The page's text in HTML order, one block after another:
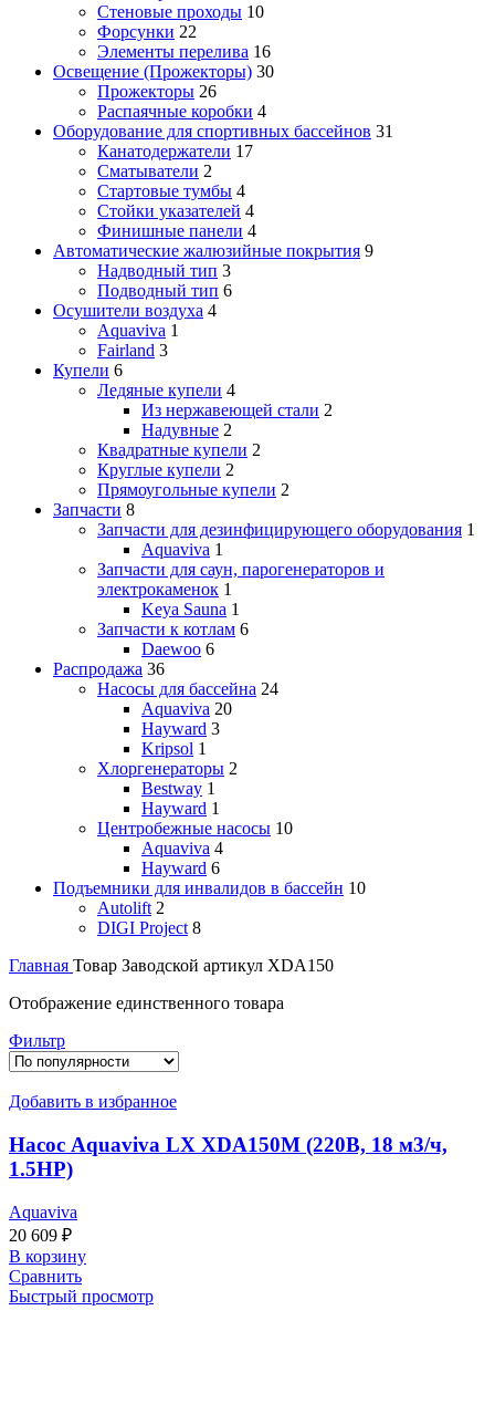
Стеновые проходы 10
Форсунки 22
Элементы перелива 16
Освещение (Прожекторы) 30
Прожекторы 26
Распаячные коробки 4
Оборудование для спортивных бассейнов 31
Канатодержатели 17
Сматыватели 2
Стартовые тумбы 4
Стойки указателей 4
Финишные панели 4
Автоматические жалюзийные покрытия 9
Надводный тип 3
Подводный тип 6
Осушители воздуха 4
Aquaviva 1
Fairland 3
Купели 6
Ледяные купели 4
Из нержавеющей стали 2
Надувные 2
Квадратные купели 2
Круглые купели 2
Прямоугольные купели 2
Запчасти 8
Запчасти для дезинфицирующего оборудования 1
Aquaviva 1
Запчасти для саун, парогенераторов и
электрокаменок 1
Keya Sauna 1
Запчасти к котлам 6
Daewoo 6
Распродажа 36
Насосы для бассейна 24
Aquaviva 20
Hayward 3
Kripsol 1
Хлоргенераторы 2
Bestway 1
Hayward 1
Центробежные насосы 10
Aquaviva 4
Hayward 6
Подъемники для инвалидов в бассейн 10
Autolift 2
DIGI Project 8
Главная Товар Заводской артикул XDA150
Отображение единственного товара
Фильтр
Добавить в избранное
Насос Aquaviva LX XDA150M (220В, 18 м3/ч,
1.5HP)
Aquaviva
20 609 ₽
В корзину
Сравнить
Быстрый просмотр